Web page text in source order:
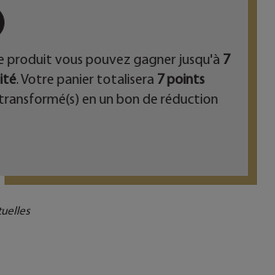
produit vous pouvez gagner jusqu'à 7
. Votre panier totalisera 7points
en un bon de réduction